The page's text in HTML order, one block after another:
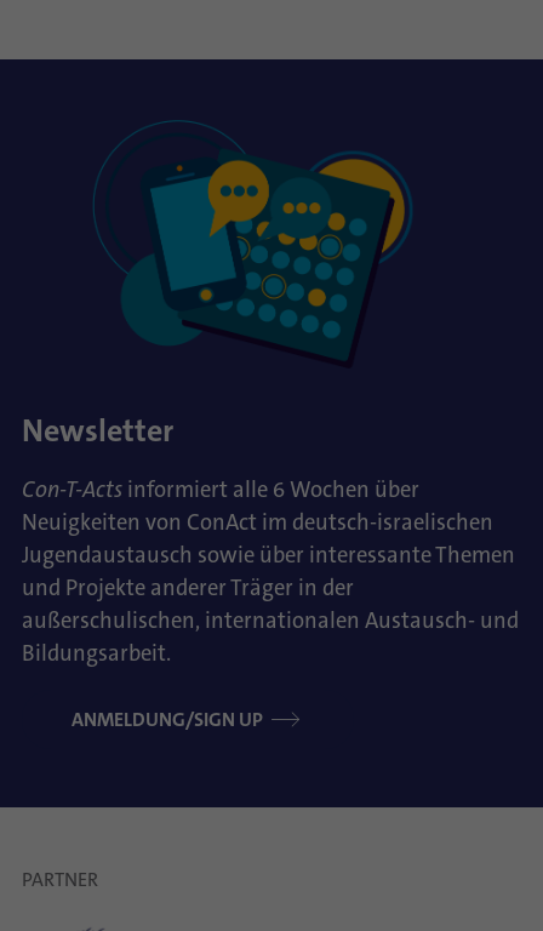
Newsletter
Con-T-Acts informiert alle 6 Wochen über
Neuigkeiten von ConAct im deutsch-israelischen
Jugendaustausch sowie über interessante Themen
und Projekte anderer Träger in der
außerschulischen, internationalen Austausch- und
Bildungsarbeit.
ANMELDUNG/SIGN UP
PARTNER